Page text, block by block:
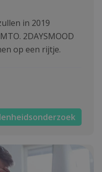
in 2019
2DAYSMOOD
op een rijtje.